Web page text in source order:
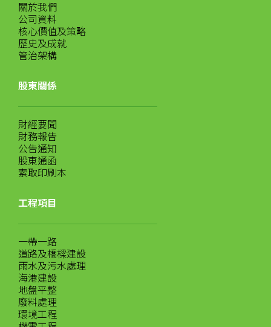
關於我們
公司資料
核心價值及策略
歷史及成就
管治架構
股東關係
財經要聞
財務報告
公告通知
股東通函
索取印刷本
工程項目
一帶一路
道路及橋樑建設
雨水及污水處理
海港建設
地盤平整
廢料處理
環境工程